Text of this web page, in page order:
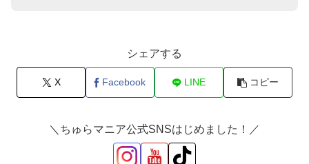
シェアする
X Facebook LINE コピー
＼ちゅらマニア公式SNSはじめました！／